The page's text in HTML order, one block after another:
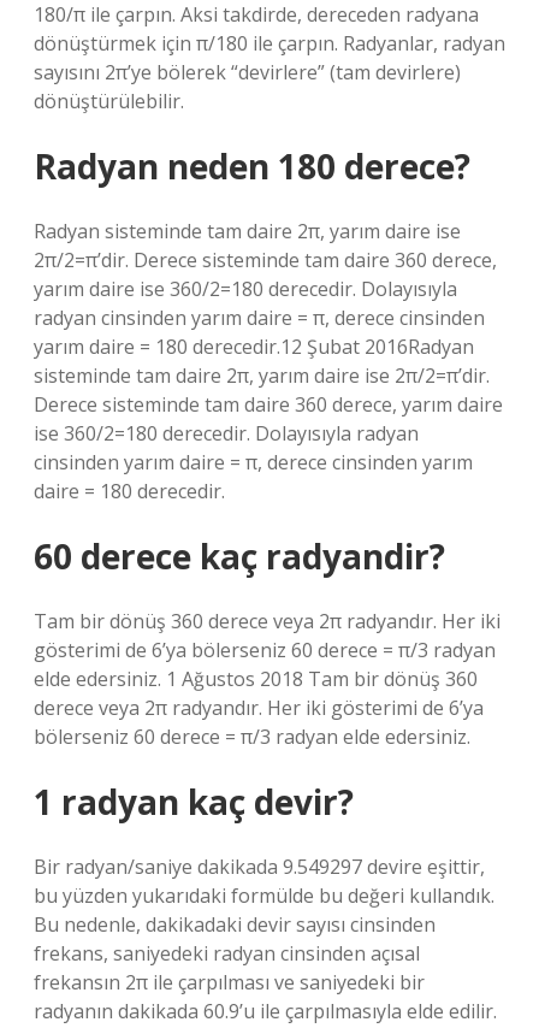
180/π ile çarpın. Aksi takdirde, dereceden radyana
dönüştürmek için π/180 ile çarpın. Radyanlar, radyan
sayısını 2π’ye bölerek “devirlere” (tam devirlere)
dönüştürülebilir.
Radyan neden 180 derece?
Radyan sisteminde tam daire 2π, yarım daire ise
2π/2=π’dir. Derece sisteminde tam daire 360 ​​derece,
yarım daire ise 360/2=180 derecedir. Dolayısıyla
radyan cinsinden yarım daire = π, derece cinsinden
yarım daire = 180 derecedir.12 Şubat 2016Radyan
sisteminde tam daire 2π, yarım daire ise 2π/2=π’dir.
Derece sisteminde tam daire 360 ​​derece, yarım daire
ise 360/2=180 derecedir. Dolayısıyla radyan
cinsinden yarım daire = π, derece cinsinden yarım
daire = 180 derecedir.
60 derece kaç radyandir?
Tam bir dönüş 360 derece veya 2π radyandır. Her iki
gösterimi de 6’ya bölerseniz 60 derece = π/3 radyan
elde edersiniz. 1 Ağustos 2018 Tam bir dönüş 360
derece veya 2π radyandır. Her iki gösterimi de 6’ya
bölerseniz 60 derece = π/3 radyan elde edersiniz.
1 radyan kaç devir?
Bir radyan/saniye dakikada 9.549297 devire eşittir,
bu yüzden yukarıdaki formülde bu değeri kullandık.
Bu nedenle, dakikadaki devir sayısı cinsinden
frekans, saniyedeki radyan cinsinden açısal
frekansın 2π ile çarpılması ve saniyedeki bir
radyanın dakikada 60.9’u ile çarpılmasıyla elde edilir.